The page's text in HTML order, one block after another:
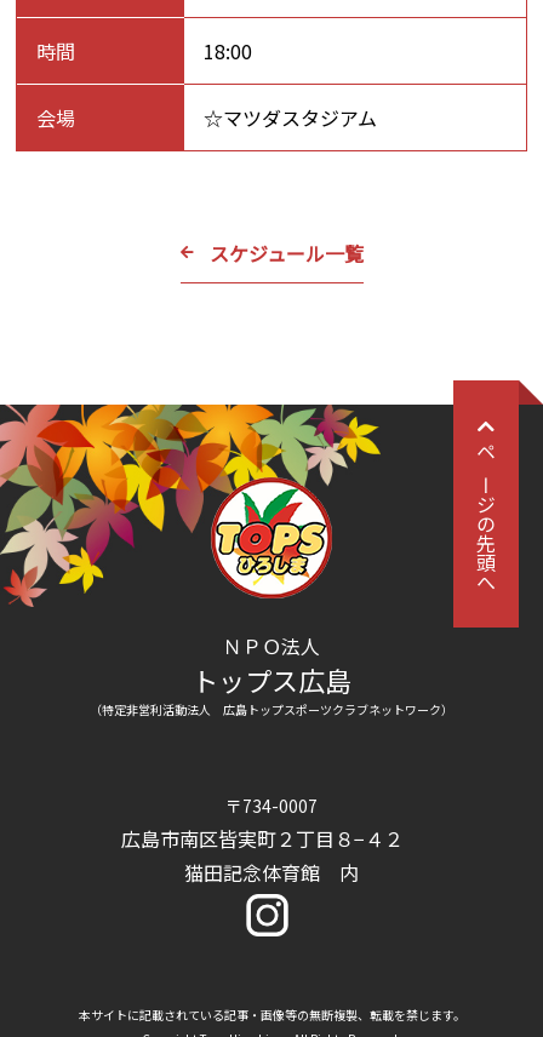
時間 18:00
会場 ☆マツダスタジアム
スケジュール一覧
ページの先頭へ
ＮＰＯ法人
トップス広島
（特定非営利活動法人 広島トップスポーツクラブネットワーク）
〒734-0007
広島市南区皆実町２丁目８−４２
猫田記念体育館 内
本サイトに記載されている記事・画像等の無断複製、転載を禁じます。